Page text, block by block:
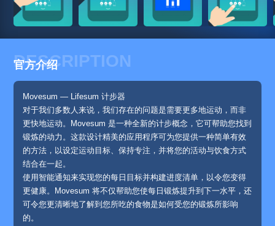
DESCRIPTION
官方介绍
Movesum — Lifesum 计步器
对于我们多数人来说，我们存在的问题是需要更多地运动，而非
更快地运动。Movesum 是一种全新的计步概念，它可帮助您找到
锻炼的动力。这款设计精美的应用程序可为您提供一种简单有效
的方法，以设定运动目标、保持专注，并将您的活动与饮食方式
结合在一起。
使用智能通知来实现您的每日目标并构建进度清单，以令您变得
更健康。Movesum 将不仅帮助您使每日锻炼提升到下一水平，还
可令您更清晰地了解到您所吃的食物是如何受您的锻炼所影响
的。